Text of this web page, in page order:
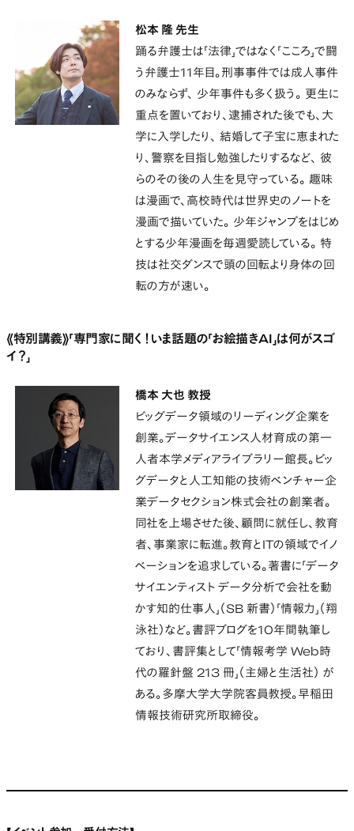
松本 隆 先生
踊る弁護士は「法律」ではなく「こころ」で闘
う弁護士11年目。刑事事件では成人事件
のみならず、 少年事件も多く扱う。 更生に
重点を置いており、逮捕された後でも、大
学に入学したり、 結婚して子宝に恵まれた
り、警察を目指し勉強したりするなど、 彼
らのその後の人生を見守っている。 趣味
は漫画で、高校時代は世界史のノートを
漫画で描いていた。 少年ジャンプをはじめ
とする少年漫画を毎週愛読している。 特
技は社交ダンスで頭の回転より身体の回
転の方が速い。
《特別講義》「専門家に聞く！いま話題の「お絵描きAI」は何がスゴ
イ？」
橋本 大也 教授
ビッグデータ領域のリーディング企業を
創業。データサイエンス人材育成の第一
人者本学メディアライブラリー館長。ビッ
グデータと人工知能の技術ベンチャー企
業データセクション株式会社の創業者。
同社を上場させた後、顧問に就任し、教育
者、事業家に転進。教育とITの領域でイノ
ベーションを追求している。著書に「データ
サイエンティスト データ分析で会社を動
かす知的仕事人」（SB 新書）「情報力」（翔
泳社）など。書評ブログを10年間執筆し
ており、書評集として「情報考学 Web時
代の羅針盤 213 冊」（主婦と生活社） が
ある。多摩大学大学院客員教授。早稲田
情報技術研究所取締役。